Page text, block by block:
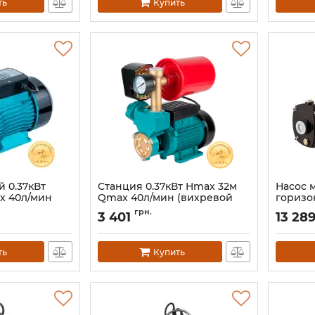
Купить
0.37кВт
40л/мин
(775061)
Станция 0.37кВт Hmax 32м
Qmax 40л/мин (вихревой
насос) 1л AQUATICA
AUTOGPa125ZA (776016)
Артикул: 776016
3 401 грн.
Купить
Насос
Hmax
нерж
(775613)
Артикул:
13 289